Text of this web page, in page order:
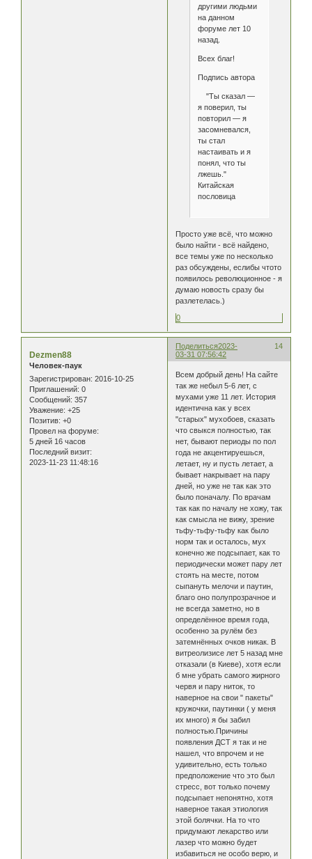
другими людьми
на данном
форуме лет 10
назад.
Всех благ!
Подпись автора
"Ты сказал —
я поверил, ты
повторил — я
засомневался,
ты стал
настаивать и я
понял, что ты
лжешь."
Китайская
пословица
Просто уже всё, что можно
было найти - всё найдено,
все темы уже по несколько
раз обсуждены, еслибы чтото
появилось революционное - я
думаю новость сразу бы
разлетелась.)
0
Поделиться 14
2023-
03-31 07:56:42
Dezmen88
Человек-паук
Зарегистрирован: 2016-10-25
Приглашений: 0
Сообщений: 357
Уважение: +25
Позитив: +0
Провел на форуме:
5 дней 16 часов
Последний визит:
2023-11-23 11:48:16
Всем добрый день! На сайте
так же небыл 5-6 лет, с
мухами уже 11 лет. История
идентична как у всех
"старых" мухобоев, сказать
что свыкся полностью, так
нет, бывают периоды по пол
года не акцентируешься,
летает, ну и пусть летает, а
бывает накрывает на пару
дней, но уже не так как это
было поначалу. По врачам
так как по началу не хожу, так
как смысла не вижу, зрение
тьфу-тьфу-тьфу как было
норм так и осталось, мух
конечно же подсыпает, как то
периодически может пару лет
стоять на месте, потом
сыпануть мелочи и паутин,
благо оно полупрозрачное и
не всегда заметно, но в
определённое время года,
особенно за рулём без
затемнённых очков никак. В
витреолизисе лет 5 назад мне
отказали (в Киеве), хотя если
б мне убрать самого жирного
червя и пару ниток, то
наверное на свои " пакеты"
кружочки, паутинки ( у меня
их много) я бы забил
полностью.Причины
появления ДСТ я так и не
нашел, что впрочем и не
удивительно, есть только
предположение что это был
стресс, вот только почему
подсыпает непонятно, хотя
наверное такая этиология
этой болячки. На то что
придумают лекарство или
лазер что можно будет
избавиться не особо верю, и